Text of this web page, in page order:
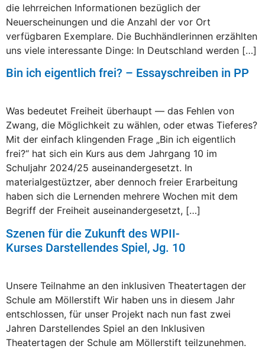
die lehrreichen Informationen bezüglich der
Neuerscheinungen und die Anzahl der vor Ort
verfügbaren Exemplare. Die Buchhändlerinnen erzählten
uns viele interessante Dinge: In Deutschland werden […]
Bin ich eigentlich frei? – Essayschreiben in PP
Was bedeutet Freiheit überhaupt — das Fehlen von
Zwang, die Möglichkeit zu wählen, oder etwas Tieferes?
Mit der einfach klingenden Frage „Bin ich eigentlich
frei?“ hat sich ein Kurs aus dem Jahrgang 10 im
Schuljahr 2024/25 auseinandergesetzt. In
materialgestüztzer, aber dennoch freier Erarbeitung
haben sich die Lernenden mehrere Wochen mit dem
Begriff der Freiheit auseinandergesetzt, […]
Szenen für die Zukunft des WPII-
Kurses Darstellendes Spiel, Jg. 10
Unsere Teilnahme an den inklusiven Theatertagen der
Schule am Möllerstift Wir haben uns in diesem Jahr
entschlossen, für unser Projekt nach nun fast zwei
Jahren Darstellendes Spiel an den Inklusiven
Theatertagen der Schule am Möllerstift teilzunehmen.